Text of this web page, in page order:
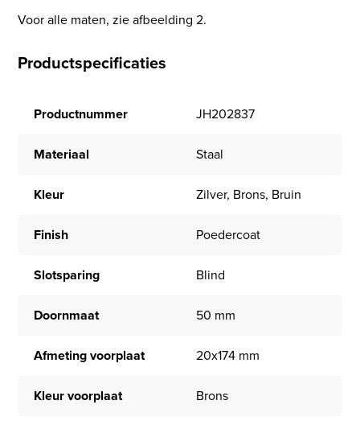
Voor alle maten, zie afbeelding 2.
Productspecificaties
Productnummer JH202837
Materiaal Staal
Kleur Zilver, Brons, Bruin
Finish Poedercoat
Slotsparing Blind
Doornmaat 50 mm
Afmeting voorplaat 20x174 mm
Kleur voorplaat Brons